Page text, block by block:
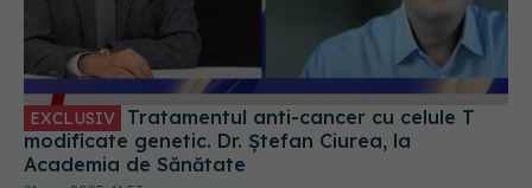
EXCLUSIV
modificate genetic. Dr. Ștefan Ciurea, la
Academia de Sănătate